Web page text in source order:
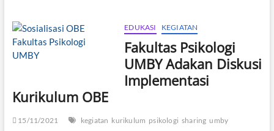
Review
dan
Revisi
EDUKASI KEGIATAN
Fakultas Psikologi
UMBY Adakan Diskusi
Implementasi
Kurikulum OBE
15/11/2021 kegiatan kurikulum psikologi sharing umby